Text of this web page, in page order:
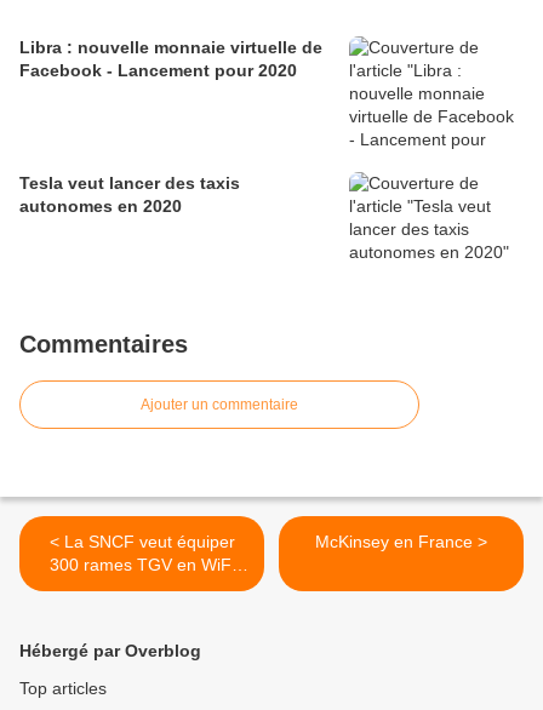
Libra : nouvelle monnaie virtuelle de
Facebook - Lancement pour 2020
Tesla veut lancer des taxis
autonomes en 2020
Commentaires
Ajouter un commentaire
< La SNCF veut équiper
300 rames TGV en WiFi
d’ici 2017
McKinsey en France >
Hébergé par Overblog
Top articles